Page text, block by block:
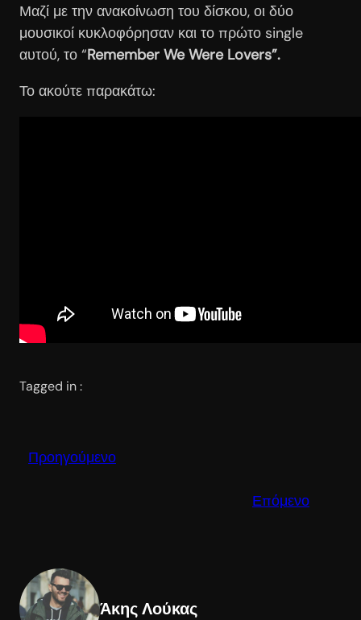
Μαζί με την ανακοίνωση του δίσκου, οι δύο
μουσικοί κυκλοφόρησαν και το πρώτο single
αυτού, το “Remember We Were Lovers”.
Το ακούτε παρακάτω:
Tagged in :
Προηγούμενο
Επόμενο
Άκης Λούκας